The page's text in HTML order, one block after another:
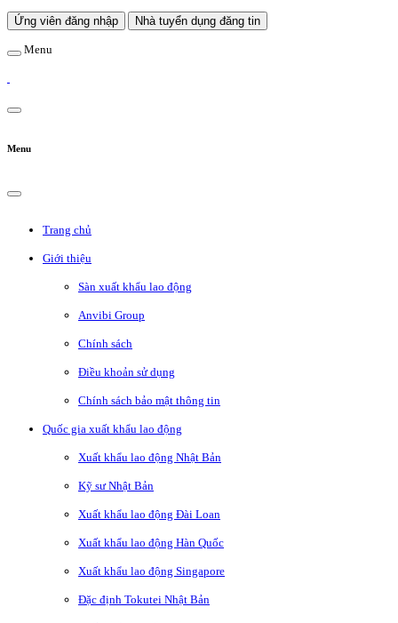
Ứng viên đăng nhập Nhà tuyển dụng đăng tin
Menu
Menu
Trang chủ
Giới thiệu
Sàn xuất khẩu lao động
Anvibi Group
Chính sách
Điều khoản sử dụng
Chính sách bảo mật thông tin
Quốc gia xuất khẩu lao động
Xuất khẩu lao động Nhật Bản
Kỹ sư Nhật Bản
Xuất khẩu lao động Đài Loan
Xuất khẩu lao động Hàn Quốc
Xuất khẩu lao động Singapore
Đặc định Tokutei Nhật Bản